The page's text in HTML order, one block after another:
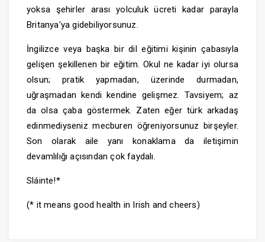
yoksa şehirler arası yolculuk ücreti kadar parayla
Britanya'ya gidebiliyorsunuz.
İngilizce veya başka bir dil eğitimi kişinin çabasıyla
gelişen şekillenen bir eğitim. Okul ne kadar iyi olursa
olsun; pratik yapmadan, üzerinde durmadan,
uğraşmadan kendi kendine gelişmez. Tavsiyem; az
da olsa çaba göstermek. Zaten eğer türk arkadaş
edinmediyseniz mecburen öğreniyorsunuz birşeyler.
Son olarak aile yanı konaklama da iletişimin
devamlılığı açısından çok faydalı.
Sláinte!*
(* it means good health in Irish and cheers)